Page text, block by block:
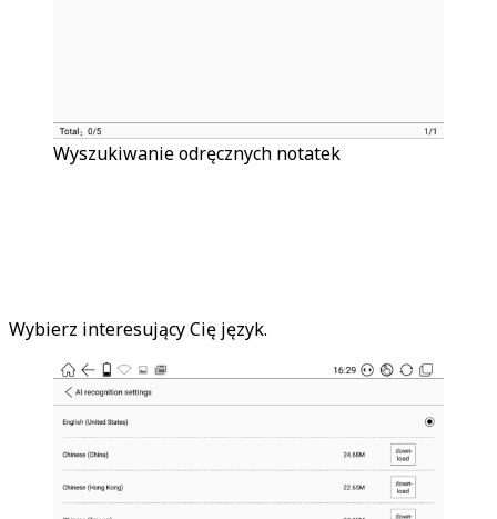
Wyszukiwanie odręcznych notatek
Wybierz interesujący Cię język.